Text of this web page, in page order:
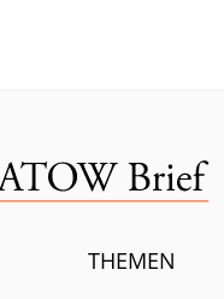
THEMEN